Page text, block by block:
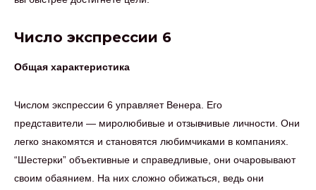
Число экспрессии 6
Общая характеристика
Числом экспрессии 6 управляет Венера. Его
представители — миролюбивые и отзывчивые личности. Они
легко знакомятся и становятся любимчиками в компаниях.
“Шестерки” объективные и справедливые, они очаровывают
своим обаянием. На них сложно обижаться, ведь они